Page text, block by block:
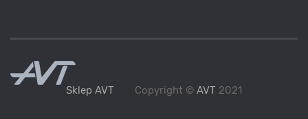
Sklep AVT Copyright © AVT 2021